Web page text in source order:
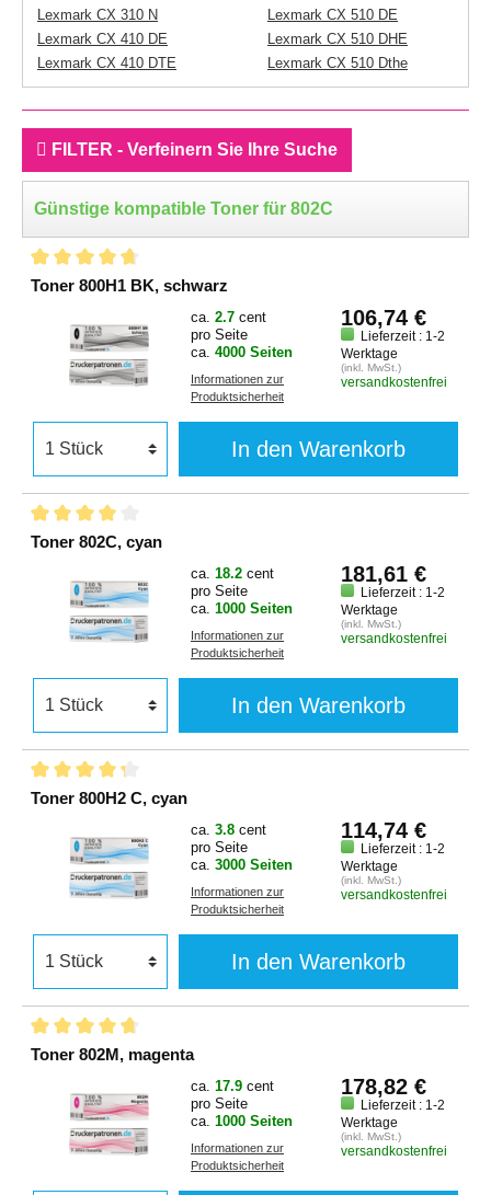
Lexmark CX 310 N
Lexmark CX 410 DE
Lexmark CX 410 DTE
Lexmark CX 510 DE
Lexmark CX 510 DHE
Lexmark CX 510 Dthe
FILTER - Verfeinern Sie Ihre Suche
Günstige kompatible Toner für 802C
Toner 800H1 BK, schwarz
ca. 2.7 cent
pro Seite
ca. 4000 Seiten
Informationen zur
Produktsicherheit
106,74 €
Lieferzeit : 1-2
Werktage
(inkl. MwSt.)
versandkostenfrei
In den Warenkorb
Toner 802C, cyan
ca. 18.2 cent
pro Seite
ca. 1000 Seiten
Informationen zur
Produktsicherheit
181,61 €
Lieferzeit : 1-2
Werktage
(inkl. MwSt.)
versandkostenfrei
In den Warenkorb
Toner 800H2 C, cyan
ca. 3.8 cent
pro Seite
ca. 3000 Seiten
Informationen zur
Produktsicherheit
114,74 €
Lieferzeit : 1-2
Werktage
(inkl. MwSt.)
versandkostenfrei
In den Warenkorb
Toner 802M, magenta
ca. 17.9 cent
pro Seite
ca. 1000 Seiten
Informationen zur
Produktsicherheit
178,82 €
Lieferzeit : 1-2
Werktage
(inkl. MwSt.)
versandkostenfrei